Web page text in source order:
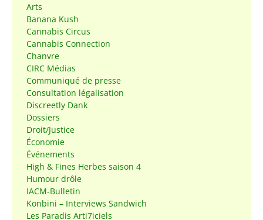
Arts
Banana Kush
Cannabis Circus
Cannabis Connection
Chanvre
CIRC Médias
Communiqué de presse
Consultation légalisation
Discreetly Dank
Dossiers
Droit/Justice
Économie
Événements
High & Fines Herbes saison 4
Humour drôle
IACM-Bulletin
Konbini – Interviews Sandwich
Les Paradis Arti7iciels